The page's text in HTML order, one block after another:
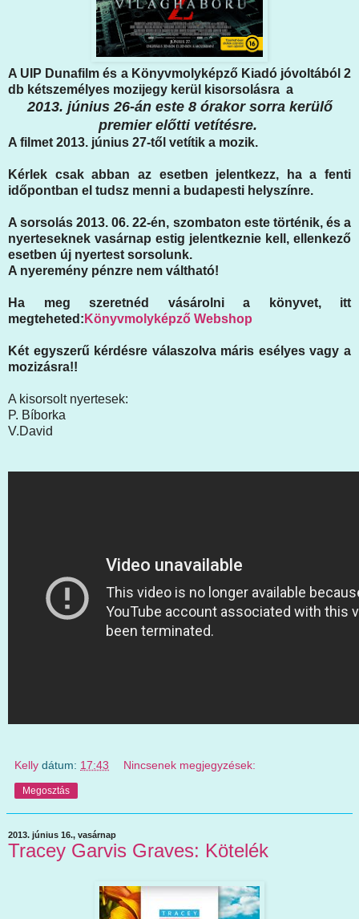
A UIP Dunafilm és a Könyvmolyképző Kiadó jóvoltából 2
db kétszemélyes mozijegy kerül kisorsolásra a
2013. június 26-án este 8 órakor sorra kerülő
premier előtti vetítésre.
A filmet 2013. június 27-től vetítik a mozik.
Kérlek csak abban az esetben jelentkezz, ha a fenti
időpontban el tudsz menni a budapesti helyszínre.
A sorsolás 2013. 06. 22-én, szombaton este történik, és a
nyerteseknek vasárnap estig jelentkeznie kell, ellenkező
esetben új nyertest sorsolunk.
A nyeremény pénzre nem váltható!
Ha meg szeretnéd vásárolni a könyvet, itt
megteheted: Könyvmolyképző Webshop
Két egyszerű kérdésre válaszolva máris esélyes vagy a
mozizásra!!
A kisorsolt nyertesek:
P. Bíborka
V.David
Kelly dátum: 17:43 Nincsenek megjegyzések:
Megosztás
2013. június 16., vasárnap
Tracey Garvis Graves: Kötelék